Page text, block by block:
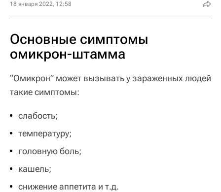
18 января 2022, 12:58
Основные симптомы
омикрон-штамма
“Омикрон” может вызывать у зараженных людей
такие симптомы:
слабость;
температуру;
головную боль;
кашель;
снижение аппетита и т.д.